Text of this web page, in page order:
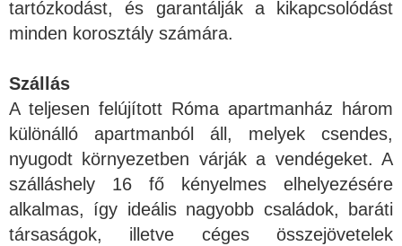
tartózkodást, és garantálják a kikapcsolódást
minden korosztály számára.
Szállás
A teljesen felújított Róma apartmanház három
különálló apartmanból áll, melyek csendes,
nyugodt környezetben várják a vendégeket. A
szálláshely 16 fő kényelmes elhelyezésére
alkalmas, így ideális nagyobb családok, baráti
társaságok, illetve céges összejövetelek